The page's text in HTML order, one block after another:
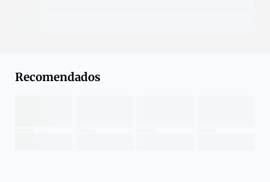
Recomendados